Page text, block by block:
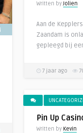
Written byJolien
Aan de
Zaandam is
gepleegd bij
7 jaar ago
Pin Up
Written by Kevin